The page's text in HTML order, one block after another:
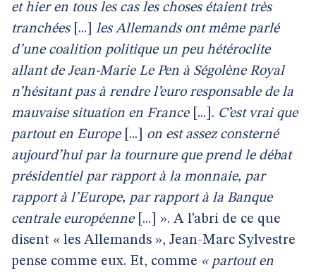
et hier en tous les cas les choses étaient très
tranchées[...] les Allemands ont même parlé
d’une coalition politique un peu hétéroclite
allant de Jean-Marie Le Pen à Ségolène Royal
n’hésitant pas à rendre l’euro responsable de la
mauvaise situation en France [...]. C’est vrai que
partout en Europe [...]
on est assez consterné
aujourd’hui par la tournure que prend le débat
présidentiel par rapport à la monnaie, par
rapport à l’Europe, par rapport à la Banque
centrale européenne[...] ». A l’abri de ce que
disent « les Allemands », Jean-Marc Sylvestre
pense comme eux. Et, comme « partout en